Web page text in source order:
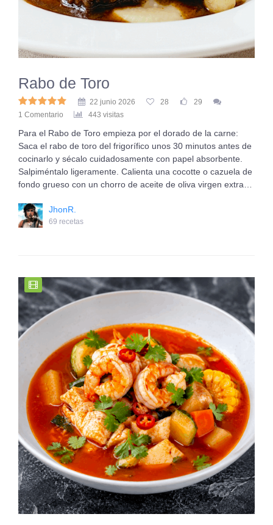
Rabo de Toro
22 junio 2026 28
29
1 Comentario
443 visitas
Para el Rabo de Toro empieza por el dorado de la carne:
Saca el rabo de toro del frigorífico unos 30 minutos antes de
cocinarlo y sécalo cuidadosamente con papel absorbente.
Salpiméntalo ligeramente. Calienta una cocotte o cazuela de
fondo grueso con un chorro de aceite de oliva virgen extra…
JhonR.
69 recetas